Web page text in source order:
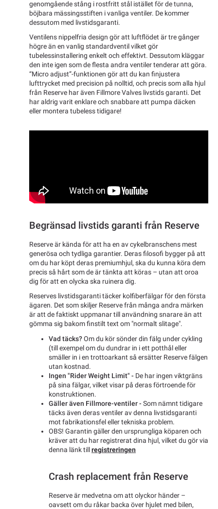
genomgående stång i rostfritt stål istället för de tunna,
böjbara mässingsstiften i vanliga ventiler. De kommer
dessutom med livstidsgaranti.
Ventilens nippelfria design gör att luftflödet är tre gånger
högre än en vanlig standardventil vilket gör
tubelessinstallering enkelt och effektivt. Dessutom kläggar
den inte igen som de flesta andra ventiler tenderar att göra.
“Micro adjust”-funktionen gör att du kan finjustera
lufttrycket med precision på nolltid, och precis som alla hjul
från Reserve har även Fillmore Valves livstids garanti. Det
har aldrig varit enklare och snabbare att pumpa däcken
eller montera tubeless tidigare!
Begränsad livstids garanti från Reserve
Reserve är kända för att ha en av cykelbranschens mest
generösa och tydliga garantier. Deras filosofi bygger på att
om du har köpt deras premiumhjul, ska du kunna köra dem
precis så hårt som de är tänkta att köras – utan att oroa
dig för att en olycka ska ruinera dig.
Reserves livstidsgaranti täcker kolfiberfälgar för den första
ägaren. Det som skiljer Reserve från många andra märken
är att de faktiskt uppmanar till användning snarare än att
gömma sig bakom finstilt text om "normalt slitage".
Vad täcks?Om du kör sönder din fälg under cykling
(till exempel om du dundrar in i ett potthål eller
smäller in i en trottoarkant så ersätter Reserve fälgen
utan kostnad.
Ingen "Rider Weight Limit" - De har ingen viktgräns
på sina fälgar, vilket visar på deras förtroende för
konstruktionen.
Gäller även Fillmore-ventiler - Som nämnt tidigare
täcks även deras ventiler av denna livstidsgaranti
mot fabrikationsfel eller tekniska problem.
OBS! Garantin gäller den ursprungliga köparen och
kräver att du har registrerat dina hjul, vilket du gör via
denna länk tillregistreringen
Crash replacement från Reserve
Reserve är medvetna om att olyckor händer –
oavsett om du råkar backa över hjulet med bilen,